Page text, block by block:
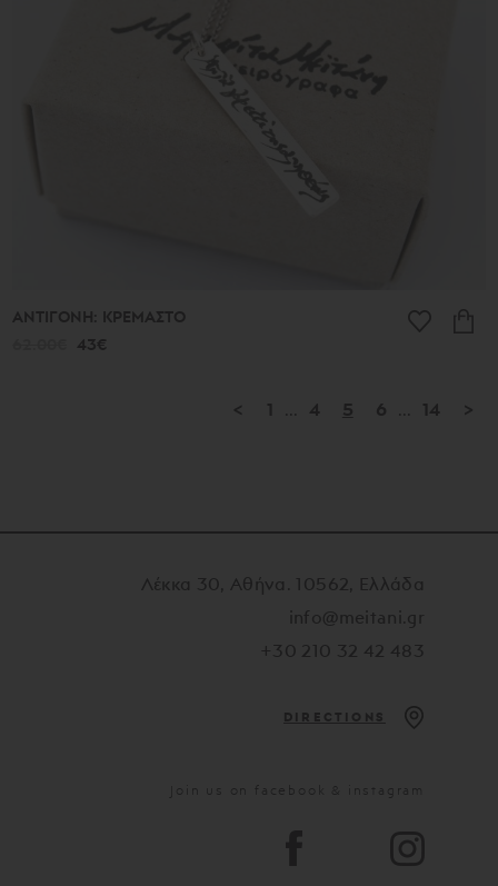
ΑΝΤΙΓΟΝΗ: ΚΡΕΜΑΣΤΟ
43€
< 1 4 5 6 14 >
Λέκκα 30, Αθήνα. 10562, Ελλάδα
info@meitani.gr
+30 210 32 42 483
DIRECTIONS
Join us on facebook & instagram